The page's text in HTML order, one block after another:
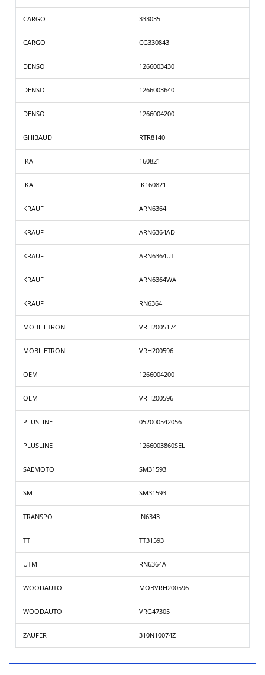
CARGO 333035
CARGO CG330843
DENSO 1266003430
DENSO 1266003640
DENSO 1266004200
GHIBAUDI RTR8140
IKA 160821
IKA IK160821
KRAUF ARN6364
KRAUF ARN6364AD
KRAUF ARN6364UT
KRAUF ARN6364WA
KRAUF RN6364
MOBILETRON VRH2005174
MOBILETRON VRH200596
OEM 1266004200
OEM VRH200596
PLUSLINE 052000542056
PLUSLINE 1266003860SEL
SAEMOTO SM31593
SM SM31593
TRANSPO IN6343
TT TT31593
UTM RN6364A
WOODAUTO MOBVRH200596
WOODAUTO VRG47305
ZAUFER 310N10074Z